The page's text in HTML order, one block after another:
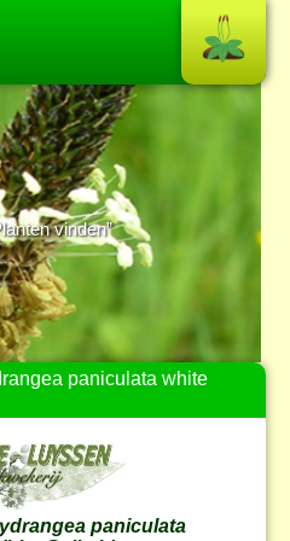
vinden”
paniculata white
paniculata